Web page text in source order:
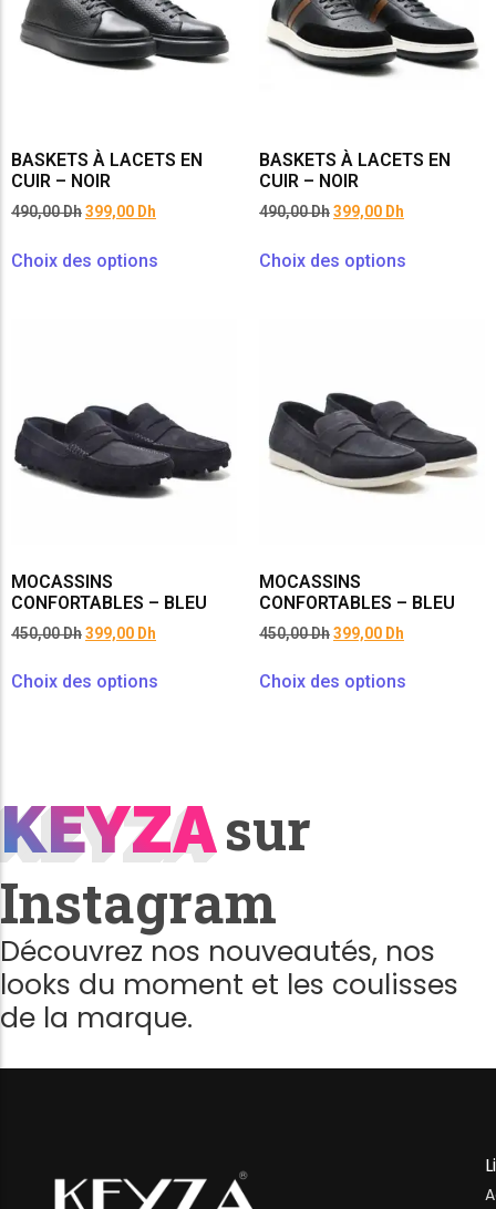
BASKETS À LACETS EN
CUIR – NOIR
490,00Dh399,00 Dh
Choix des options
BASKETS À LACETS EN
CUIR – NOIR
490,00Dh399,00 Dh
Choix des options
MOCASSINS
CONFORTABLES – BLEU
450,00Dh399,00 Dh
Choix des options
MOCASSINS
CONFORTABLES – BLEU
450,00Dh399,00 Dh
Choix des options
KEYZA
KEYZAsur
Instagram
Découvrez nos nouveautés, nos
looks du moment et les coulisses
de la marque.